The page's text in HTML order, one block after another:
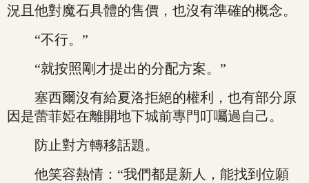
況且他對魔石具體的售價，也沒有準確的概念。
“不行。”
“就按照剛才提出的分配方案。”
塞西爾沒有給夏洛拒絕的權利，也有部分原
因是蕾菲婭在離開地下城前專門叮囑過自己。
防止對方轉移話題。
他笑容熱情：“我們都是新人，能找到位願